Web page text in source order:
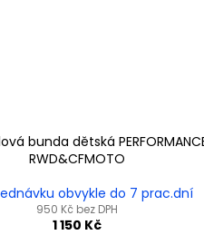
bunda dětská
RWD&CFMOTO
obvykle do 7 prac.dní
950 Kč bez DPH
1 150 Kč